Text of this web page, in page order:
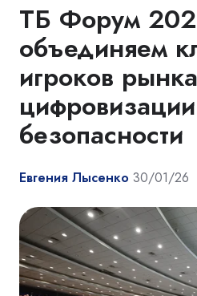
ТБ Форум
объединяем
игроков рынка
безопасности
Евгения Лысенко 30/01/26